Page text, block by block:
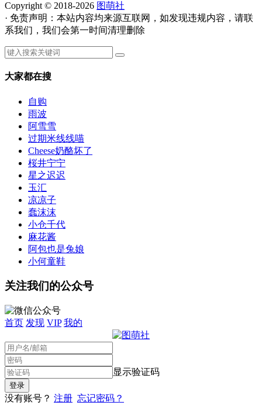
Copyright © 2018-2026 图萌社
· 免责声明：本站内容均来源互联网，如发现违规内容，请联
系我们，我们会第一时间清理删除
大家都在搜
自购
雨波
阿雪雪
过期米线线喵
Cheese奶酪坏了
桜井宁宁
星之迟迟
玉汇
凉凉子
蠢沫沫
小仓千代
麻花酱
阿包也是兔娘
小何童鞋
关注我们的公众号
首页 发现 VIP 我的
显示验证码
没有账号？ 注册 忘记密码？